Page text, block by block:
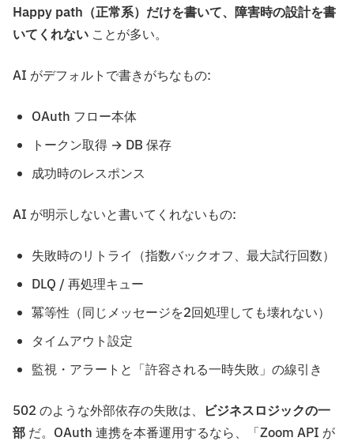
Happy path（正常系）だけを書いて、障害時の設計を書
いてくれない ことが多い。
AI がデフォルトで書きがちなもの:
OAuth フロー本体
トークン取得 → DB 保存
成功時のレスポンス
AI が明示しないと書いてくれないもの:
失敗時のリトライ（指数バックオフ、最大試行回数）
DLQ / 再処理キュー
冪等性（同じメッセージを2回処理しても壊れない）
タイムアウト設定
監視・アラートと「許容される一時失敗」の線引き
502 のような外部依存の失敗は、 ビジネスロジックの一
部 だ。OAuth 連携を本番運用するなら、「Zoom API が